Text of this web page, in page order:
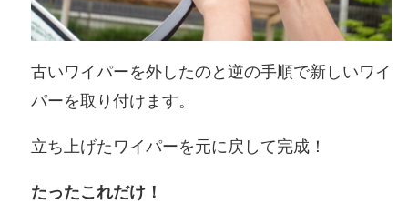
古いワイパーを外したのと逆の手順で新しいワイ
パーを取り付けます。
立ち上げたワイパーを元に戻して完成！
たったこれだけ！